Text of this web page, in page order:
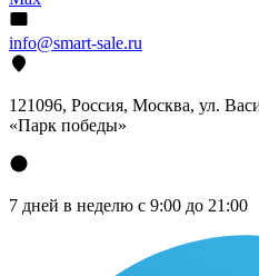
info@smart-sale.ru
121096, Россия, Москва, ул.
«Парк победы»
7 дней в неделю с 9:00 до 21:00